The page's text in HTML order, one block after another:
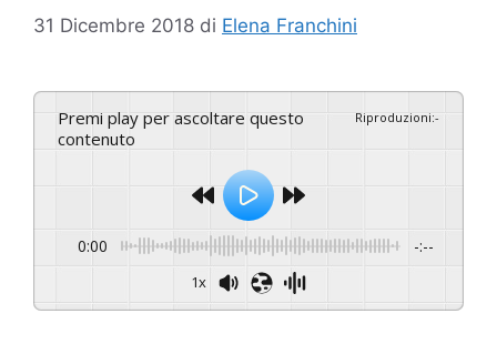
31 Dicembre 2018 di Elena Franchini
Premi play per ascoltare questo
contenuto
Riproduzioni:-
0:00 -:--
1x